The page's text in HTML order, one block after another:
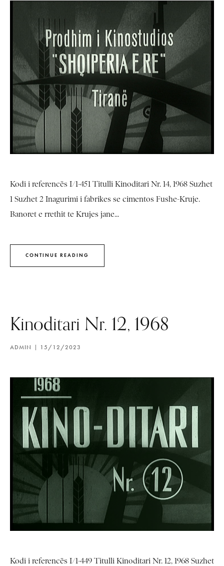
Kodi i referencës I/1-451 Titulli Kinoditari Nr. 14, 1968 Suzhet
1 Suzhet 2 Inagurimi i fabrikes se cimentos Fushe-Kruje.
Banoret e rrethit te Krujes jane...
CONTINUE READING
Kinoditari Nr. 12, 1968
ADMIN 15/12/2023
Kodi i referencës I/1-449 Titulli Kinoditari Nr. 12, 1968 Suzhet